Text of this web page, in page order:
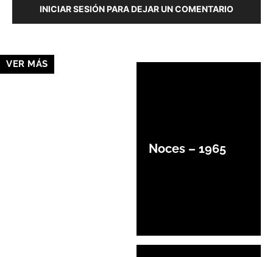
INICIAR SESIÓN PARA DEJAR UN COMENTARIO
VER MÁS
Noces – 1965